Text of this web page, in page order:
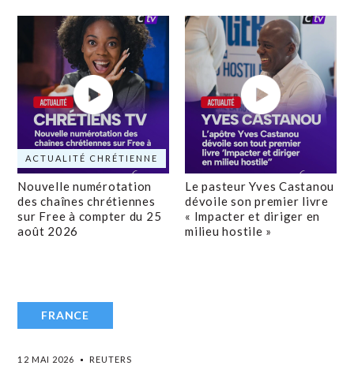
ACTUALITÉ CHRÉTIENNE
Nouvelle numérotation
des chaînes chrétiennes
sur Free à compter du 25
août 2026
Le pasteur Yves Castanou
dévoile son premier livre
« Impacter et diriger en
milieu hostile »
FRANCE
12 MAI 2026 REUTERS